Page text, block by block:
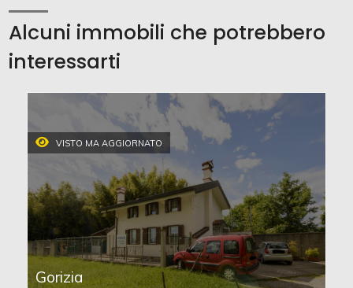
Alcuni immobili che potrebbero
interessarti
VISTO MA AGGIORNATO
Gorizia